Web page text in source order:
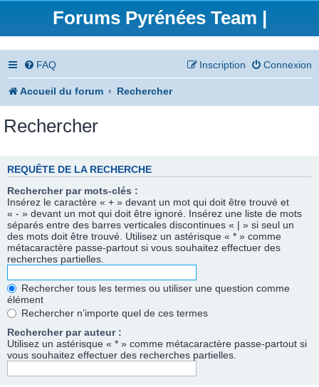
Forums Pyrénées Team |
FAQ Connexion
Inscription
Accueil du forum Rechercher
Rechercher
REQUÊTE DE LA RECHERCHE
Rechercher par mots-clés :
Insérez le caractère « + » devant un mot qui doit être trouvé et
« - » devant un mot qui doit être ignoré. Insérez une liste de mots
séparés entre des barres verticales discontinues « | » si seul un
des mots doit être trouvé. Utilisez un astérisque « * » comme
métacaractère passe-partout si vous souhaitez effectuer des
recherches partielles.
Rechercher tous les termes ou utiliser une question comme
élément
Rechercher n’importe quel de ces termes
Rechercher par auteur :
Utilisez un astérisque « * » comme métacaractère passe-partout si
vous souhaitez effectuer des recherches partielles.